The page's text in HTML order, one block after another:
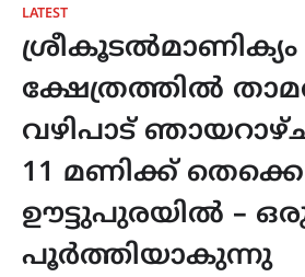
LATEST
ശ്രീകൂടൽമാണിക്യം
ക്ഷേത്രത്തിൽ
വഴിപാട്
11 മണിക്ക് തെക്കെ
ഊട്ടുപുരയിൽ –
പൂർത്തിയാകുന്നു